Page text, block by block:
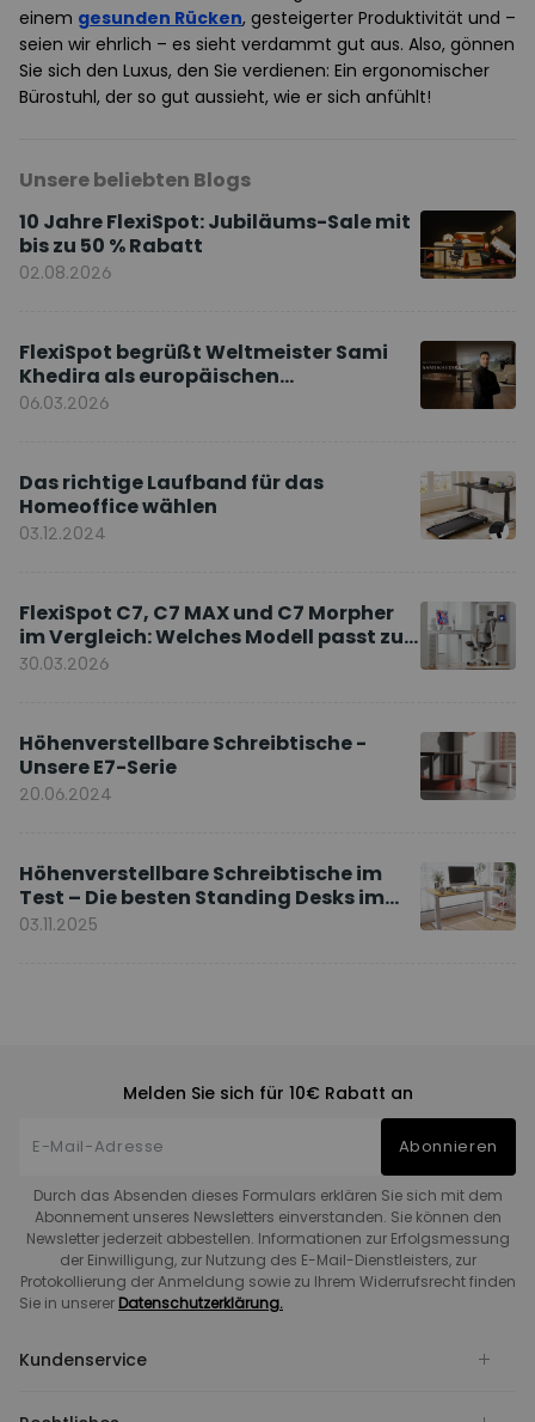
einem gesunden Rücken, gesteigerter Produktivität und –
seien wir ehrlich – es sieht verdammt gut aus. Also, gönnen
Sie sich den Luxus, den Sie verdienen: Ein ergonomischer
Bürostuhl, der so gut aussieht, wie er sich anfühlt!
Unsere beliebten Blogs
10 Jahre FlexiSpot: Jubiläums-Sale mit
bis zu 50 % Rabatt
02.08.2026
FlexiSpot begrüßt Weltmeister Sami
Khedira als europäischen
Markenbotschafter
06.03.2026
Das richtige Laufband für das
Homeoffice wählen
03.12.2024
FlexiSpot C7, C7 MAX und C7 Morpher
im Vergleich: Welches Modell passt zu
Ihnen?
30.03.2026
Höhenverstellbare Schreibtische -
Unsere E7-Serie
20.06.2024
Höhenverstellbare Schreibtische im
Test – Die besten Standing Desks im
Vergleich
03.11.2025
Melden Sie sich für 10€ Rabatt an
Abonnieren
Durch das Absenden dieses Formulars erklären Sie sich mit dem
Abonnement unseres Newsletters einverstanden. Sie können den
Newsletter jederzeit abbestellen. Informationen zur Erfolgsmessung
der Einwilligung, zur Nutzung des E-Mail-Dienstleisters, zur
Protokollierung der Anmeldung sowie zu Ihrem Widerrufsrecht finden
Sie in unserer Datenschutzerklärung.
Kundenservice